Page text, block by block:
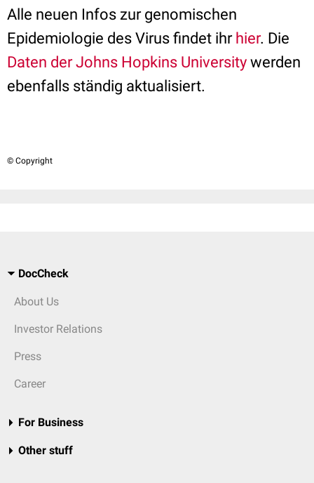
Alle neuen Infos zur genomischen
Epidemiologie des Virus findet ihr hier. Die
Daten der Johns Hopkins University werden
ebenfalls ständig aktualisiert.
© Copyright
DocCheck
About Us
Investor Relations
Press
Career
For Business
Other stuff